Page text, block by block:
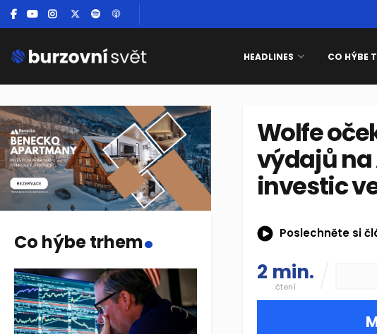
HEADLINES CO HÝBE
Wolfe
výdajů
investic
Poslechněte si
2 min.
čtení
Co hýbe trhem.